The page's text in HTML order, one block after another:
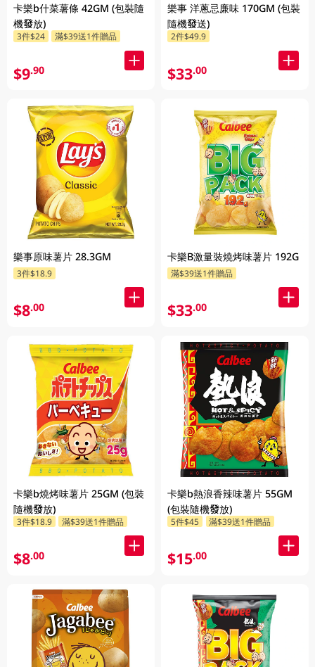
卡樂b什菜薯條 42GM (包裝隨
機發放)
3件$24 滿$39送1件贈品
$9.90
樂事原味薯片 28.3GM
3件$18.9
$8.00
卡樂b燒烤味薯片 25GM (包裝
隨機發放)
3件$18.9 滿$39送1件贈品
$8.00
樂事 洋蔥忌廉味 170GM (包裝
隨機發送)
2件$49.9
$33.00
卡樂B激量裝燒烤味薯片 192G
滿$39送1件贈品
$33.00
卡樂b熱浪香辣味薯片 55GM
(包裝隨機發放)
5件$45 滿$39送1件贈品
$15.00